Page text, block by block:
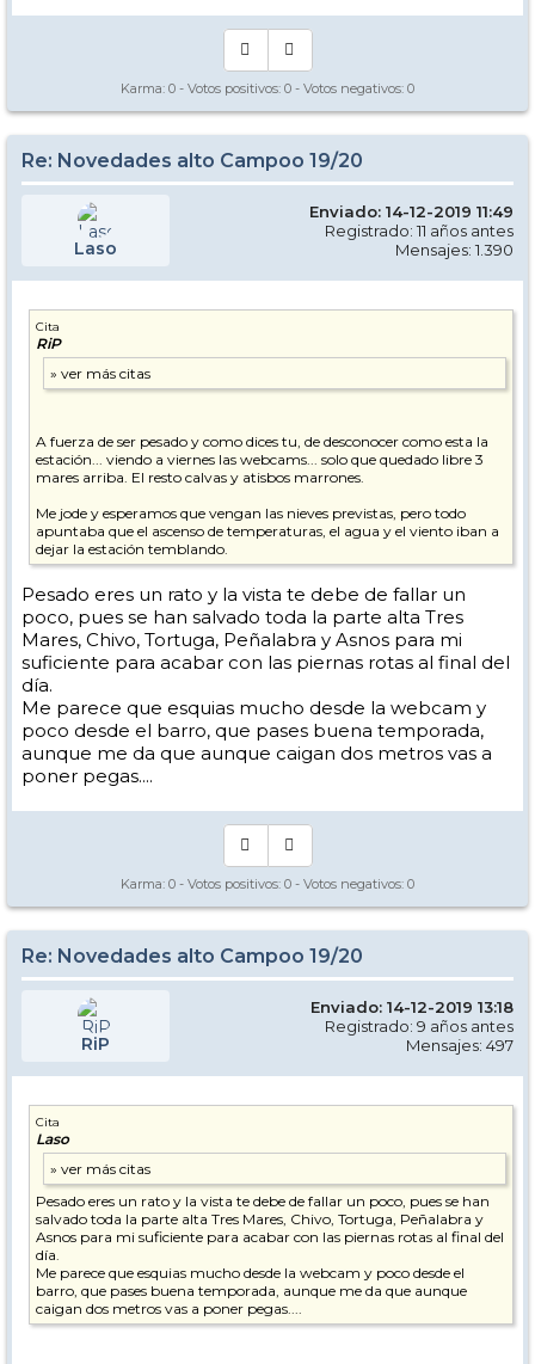
Karma: 0 - Votos positivos: 0 - Votos negativos: 0
Re: Novedades alto Campoo 19/20
Laso
Enviado: 14-12-2019 11:49
Registrado: 11 años antes
Mensajes: 1.390
Cita
RiP
A fuerza de ser pesado y como dices tu, de desconocer como esta la
estación... viendo a viernes las webcams... solo que quedado libre 3
mares arriba. El resto calvas y atisbos marrones.
Me jode y esperamos que vengan las nieves previstas, pero todo
apuntaba que el ascenso de temperaturas, el agua y el viento iban a
dejar la estación temblando.
Pesado eres un rato y la vista te debe de fallar un
poco, pues se han salvado toda la parte alta Tres
Mares, Chivo, Tortuga, Peñalabra y Asnos para mi
suficiente para acabar con las piernas rotas al final del
día.
Me parece que esquias mucho desde la webcam y
poco desde el barro, que pases buena temporada,
aunque me da que aunque caigan dos metros vas a
poner pegas....
Karma: 0 - Votos positivos: 0 - Votos negativos: 0
Re: Novedades alto Campoo 19/20
RiP
Enviado: 14-12-2019 13:18
Registrado: 9 años antes
Mensajes: 497
Cita
Laso
Pesado eres un rato y la vista te debe de fallar un poco, pues se han
salvado toda la parte alta Tres Mares, Chivo, Tortuga, Peñalabra y
Asnos para mi suficiente para acabar con las piernas rotas al final del
día.
Me parece que esquias mucho desde la webcam y poco desde el
barro, que pases buena temporada, aunque me da que aunque
caigan dos metros vas a poner pegas....